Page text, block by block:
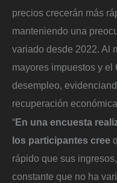
precios crecerán más
manteniendo una
variado desde 2022. Al
mayores impuestos y el
desempleo,
recuperación
“En una encuesta
los participantes cree
rápido que sus
constante que no ha